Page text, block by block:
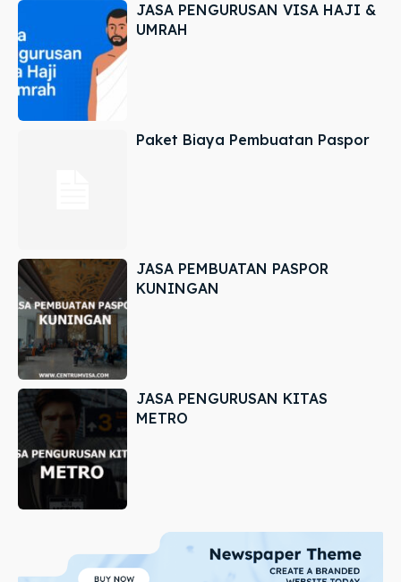
JASA PENGURUSAN VISA HAJI &
UMRAH
Paket Biaya Pembuatan Paspor
JASA PEMBUATAN PASPOR
KUNINGAN
JASA PENGURUSAN KITAS
METRO